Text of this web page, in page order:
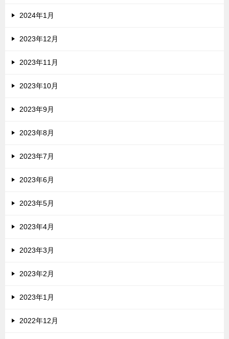
2024年1月
2023年12月
2023年11月
2023年10月
2023年9月
2023年8月
2023年7月
2023年6月
2023年5月
2023年4月
2023年3月
2023年2月
2023年1月
2022年12月